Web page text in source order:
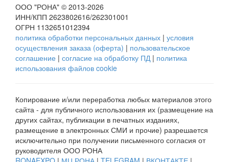
ООО "РОНА" © 2013-2026
ИНН/КПП 2623802616/262301001
ОГРН 1132651012394
политика обработки персональных данных | условия
осуществления заказа (оферта) | пользовательское
соглашение | согласие на обработку ПД| политика
использования файлов cookie
Копирование и/или переработка любых материалов этого
сайта - для публичного использования их (размещение на
других сайтах, публикации в печатных изданиях,
размещение в электронных СМИ и прочие) разрешается
исключительно при получении письменного согласия от
руководителя ООО РОНА